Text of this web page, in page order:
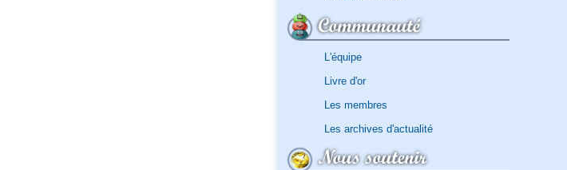
Communauté
L'équipe
Livre d'or
Les membres
Les archives d'actualité
Nous soutenir